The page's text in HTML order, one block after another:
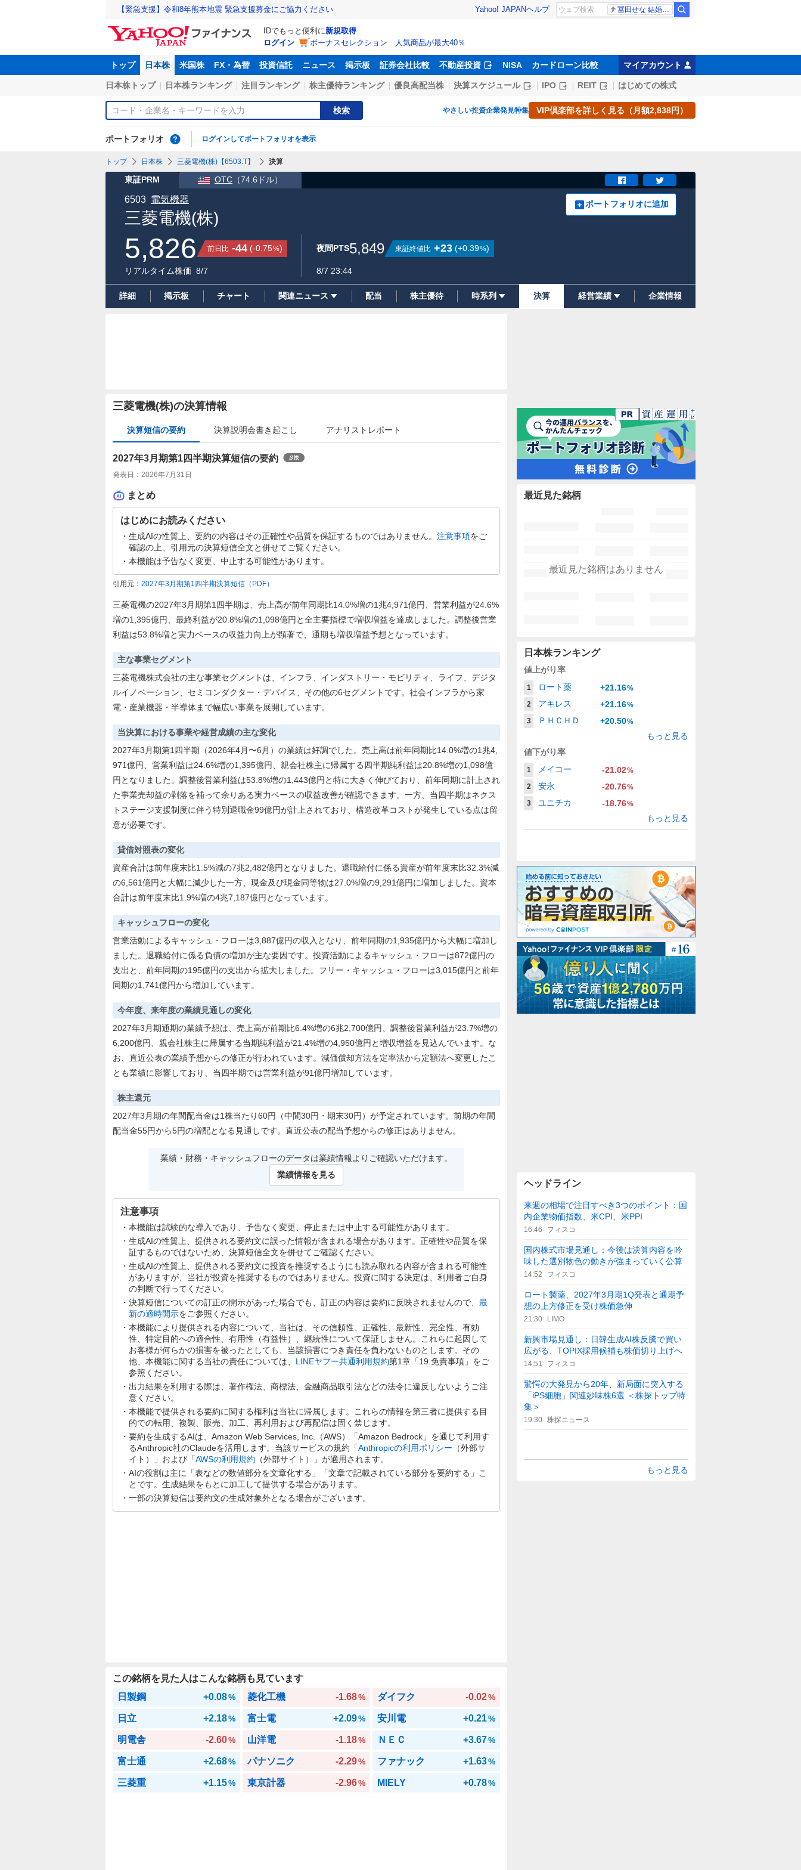
【緊急支援】令和8年熊本地震 緊急支援募金にご協力ください Yahoo! JAPANヘルプ 冨田せな 結婚発表
IDでもっと便利に新規取得
ログイン
ボーナスセレクション 人気商品が最大40％
トップ 日本株 米国株 FX・為替 投資信託 ニュース 掲示板 証券会社比較 不動産投資 NISA カードローン比較 マイアカウント
日本株トップ 日本株ランキング 注目ランキング 株主優待ランキング 優良高配当株 決算スケジュール IPO REIT はじめての株式
検索 やさしい投資企業発見特集 VIP倶楽部を詳しく見る（月額2,838円）
ポートフォリオ ログインしてポートフォリオを表示
トップ 日本株 三菱電機(株)【6503.T】 決算
東証PRM OTC （74.6ドル）
三菱電機(株)
6503 電気機器 ポートフォリオに追加
5,826 前日比 -44 (-0.75%)
リアルタイム株価 8/7
夜間PTS5,849 東証終値比 +23 (+0.39%)
8/7 23:44
詳細 掲示板 チャート 関連ニュース 配当 株主優待 時系列 決算 経営業績 企業情報
三菱電機(株)の決算情報
決算短信の要約 決算説明会書き起こし アナリストレポート
2027年3月期第1四半期決算短信の要約
発表日： 2026年7月31日
まとめ
はじめにお読みください
生成AIの性質上、要約の内容はその正確性や品質を保証するものではありません。 注意事項をご
確認の上、引用元の決算短信全文と併せてご覧ください。
本機能は予告なく変更、中止する可能性があります。
引用元： 2027年3月期第1四半期決算短信 （PDF）
三菱電機の2027年3月期第1四半期は、売上高が前年同期比14.0%増の1兆4,971億円、営業利益が24.6%
増の1,395億円、最終利益が20.8%増の1,098億円と全主要指標で増収増益を達成しました。調整後営業
利益は53.8%増と実力ベースの収益力向上が顕著で、通期も増収増益予想となっています。
主な事業セグメント
三菱電機株式会社の主な事業セグメントは、インフラ、インダストリー・モビリティ、ライフ、デジタ
ルイノベーション、セミコンダクター・デバイス、その他の6セグメントです。社会インフラから家
電・産業機器・半導体まで幅広い事業を展開しています。
当決算における事業や経営成績の主な変化
2027年3月期第1四半期（2026年4月〜6月）の業績は好調でした。売上高は前年同期比14.0%増の1兆4,
971億円、営業利益は24.6%増の1,395億円、親会社株主に帰属する四半期純利益は20.8%増の1,098億
円となりました。調整後営業利益は53.8%増の1,443億円と特に大きく伸びており、前年同期に計上され
た事業売却益の剥落を補って余りある実力ベースの収益改善が確認できます。一方、当四半期はネクス
トステージ支援制度に伴う特別退職金99億円が計上されており、構造改革コストが発生している点は留
意が必要です。
貸借対照表の変化
資産合計は前年度末比1.5%減の7兆2,482億円となりました。退職給付に係る資産が前年度末比32.3%減
の6,561億円と大幅に減少した一方、現金及び現金同等物は27.0%増の9,291億円に増加しました。資本
合計は前年度末比1.9%増の4兆7,187億円となっています。
キャッシュフローの変化
営業活動によるキャッシュ・フローは3,887億円の収入となり、前年同期の1,935億円から大幅に増加し
ました。退職給付に係る負債の増加が主な要因です。投資活動によるキャッシュ・フローは872億円の
支出と、前年同期の195億円の支出から拡大しました。フリー・キャッシュ・フローは3,015億円と前年
同期の1,741億円から増加しています。
今年度、来年度の業績見通しの変化
2027年3月期通期の業績予想は、売上高が前期比6.4%増の6兆2,700億円、調整後営業利益が23.7%増の
6,200億円、親会社株主に帰属する当期純利益が21.4%増の4,950億円と増収増益を見込んでいます。な
お、直近公表の業績予想からの修正が行われています。減価償却方法を定率法から定額法へ変更したこ
とも業績に影響しており、当四半期では営業利益が91億円増加しています。
株主還元
2027年3月期の年間配当金は1株当たり60円（中間30円・期末30円）が予定されています。前期の年間
配当金55円から5円の増配となる見通しです。直近公表の配当予想からの修正はありません。
業績・財務・キャッシュフローのデータは業績情報よりご確認いただけます。
業績情報を見る
注意事項
本機能は試験的な導入であり、予告なく変更、停止または中止する可能性があります。
生成AIの性質上、提供される要約文に誤った情報が含まれる場合があります。正確性や品質を保
証するものではないため、決算短信全文を併せてご確認ください。
生成AIの性質上、提供される要約文に投資を推奨するようにも読み取れる内容が含まれる可能性
がありますが、当社が投資を推奨するものではありません。投資に関する決定は、利用者ご自身
の判断で行ってください。
決算短信についての訂正の開示があった場合でも、訂正の内容は要約に反映されませんので、 最
新の適時開示をご参照ください。
本機能により提供される内容について、当社は、その信頼性、正確性、最新性、完全性、有効
性、特定目的への適合性、有用性（有益性）、継続性について保証しません。これらに起因して
お客様が何らかの損害を被ったとしても、当該損害につき責任を負わないものとします。その
他、本機能に関する当社の責任については、 LINEヤフー共通利用規約第1章「19.免責事項」をご
参照ください。
出力結果を利用する際は、著作権法、商標法、金融商品取引法などの法令に違反しないようご注
意ください。
本機能で提供される要約に関する権利は当社に帰属します。これらの情報を第三者に提供する目
的での転用、複製、販売、加工、再利用および再配信は固く禁じます。
要約を生成するAIは、Amazon Web Services, Inc.（AWS）「Amazon Bedrock」を通じて利用す
るAnthropic社のClaudeを活用します。当該サービスの規約「Anthropicの利用ポリシー （外部サ
イト）」および「AWSの利用規約 （外部サイト）」が適用されます。
AIの役割は主に「表などの数値部分を文章化する」「文章で記載されている部分を要約する」こ
とです。生成結果をもとに加工して提供する場合があります。
一部の決算短信は要約文の生成対象外となる場合がございます。
この銘柄を見た人はこんな銘柄も見ています
日製鋼
+0.08% 菱化工機 -1.68% ダイフク -0.02%
日立 +2.18% 富士電 +2.09% 安川電 +0.21%
明電舎 -2.60% 山洋電 -1.18% ＮＥＣ +3.67%
富士通 +2.68% パナソニク -2.29% ファナック +1.63%
三菱重 +1.15% 東京計器 -2.96% MIELY +0.78%
最近見た銘柄
最近見た銘柄はありません
日本株ランキング
値上がり率
1 ロート薬 +21.16%
2
アキレス +21.16%
3
ＰＨＣＨＤ +20.50%
もっと見る
値下がり率
1 メイコー -21.02%
2
安永 -20.76%
3
ユニチカ -18.76%
もっと見る
ヘッドライン
来週の相場で注目すべき3つのポイント：国
内企業物価指数、米CPI、米PPI
16:46 フィスコ
国内株式市場見通し：今後は決算内容を吟
味した選別物色の動きが強まっていく公算
14:52 フィスコ
ロート製薬、2027年3月期1Q発表と通期予
想の上方修正を受け株価急伸
21:30 LIMO
新興市場見通し：日韓生成AI株反騰で買い
広がる、TOPIX採用候補も株価切り上げへ
14:51 フィスコ
驚愕の大発見から20年、新局面に突入する
「iPS細胞」関連妙味株6選 ＜株探トップ特
集＞
19:30 株探ニュース
もっと見る